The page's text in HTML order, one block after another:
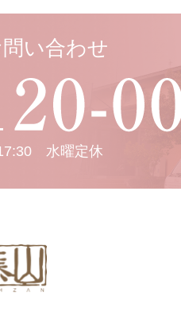
い合わせ
水曜定休